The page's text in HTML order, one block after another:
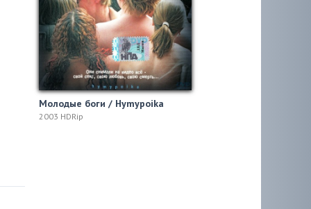
Молодые боги / Hymypoika
2003 HDRip